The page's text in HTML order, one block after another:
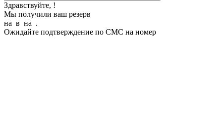
Здравствуйте, !
Мы получили ваш резерв
на в на .
Ожидайте подтверждение по СМС на номер